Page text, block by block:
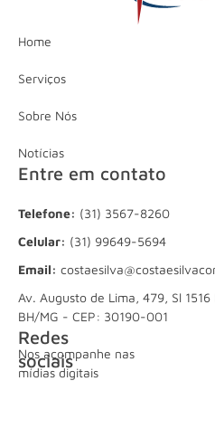
Home
Serviços
Sobre Nós
Notícias
Entre em contato
Telefone: (31) 3567-8260
Celular: (31) 99649-5694
Email:
Av. Augusto de Lima, 479, Sl
BH/MG - CEP: 30190-001
Redes
sociais
Nos acompanhe nas
mídias digitais